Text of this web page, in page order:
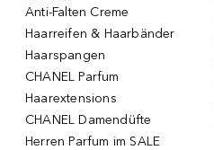
Anti-Falten Creme
Haarreifen & Haarbänder
Haarspangen
CHANEL Parfum
Haarextensions
CHANEL Damendüfte
Herren Parfum im SALE